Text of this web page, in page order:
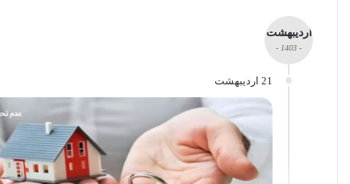
اردیبهشت
- 1403 -
21 اردیبهشت